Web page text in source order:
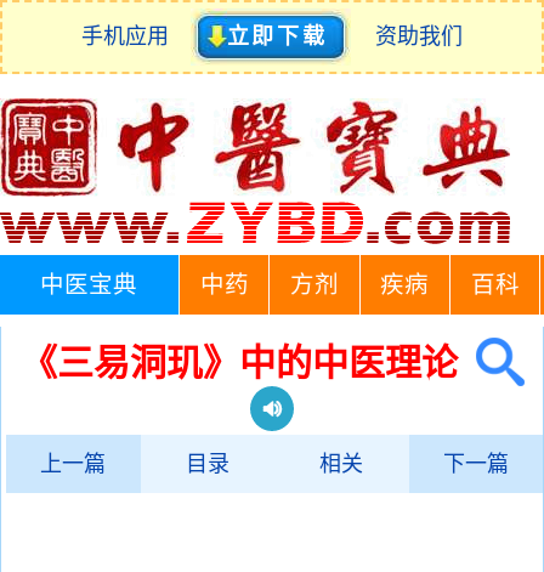
手机应用 立即下载 资助我们
中医宝典 中药 方剂 疾病 百科
《三易洞玑》中的中医理论
上一篇 目录 相关 下一篇